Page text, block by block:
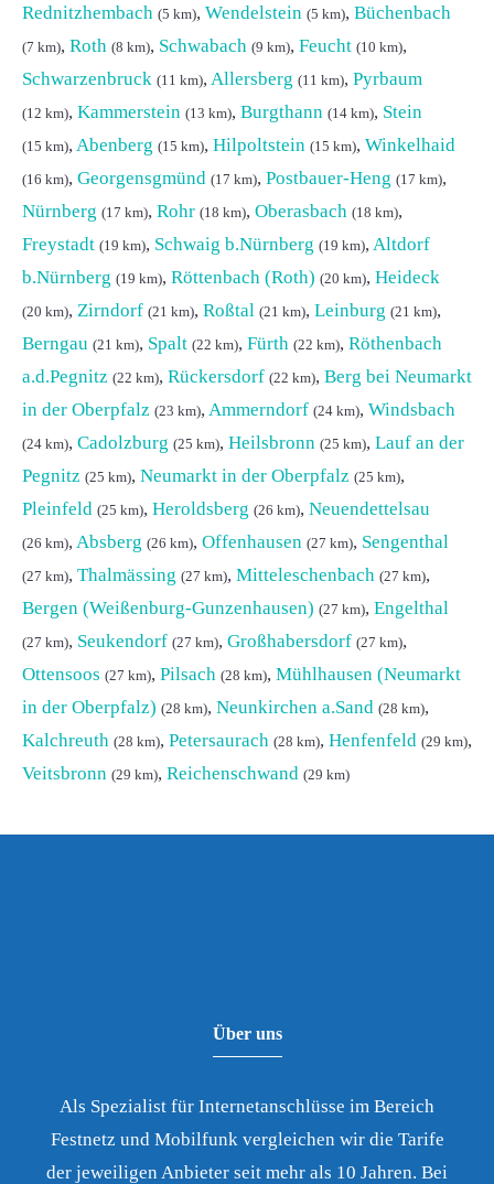
Rednitzhembach (5 km), Wendelstein (5 km), Büchenbach
(7 km), Roth (8 km), Schwabach (9 km), Feucht (10 km),
Schwarzenbruck (11 km), Allersberg (11 km), Pyrbaum
(12 km), Kammerstein (13 km), Burgthann (14 km), Stein
(15 km), Abenberg (15 km), Hilpoltstein (15 km), Winkelhaid
(16 km), Georgensgmünd (17 km), Postbauer-Heng (17 km),
Nürnberg (17 km), Rohr (18 km), Oberasbach (18 km),
Freystadt (19 km), Schwaig b.Nürnberg (19 km), Altdorf
b.Nürnberg (19 km), Röttenbach (Roth) (20 km), Heideck
(20 km), Zirndorf (21 km), Roßtal (21 km), Leinburg (21 km),
Berngau (21 km), Spalt (22 km), Fürth (22 km), Röthenbach
a.d.Pegnitz (22 km), Rückersdorf (22 km), Berg bei Neumarkt
in der Oberpfalz (23 km), Ammerndorf (24 km), Windsbach
(24 km), Cadolzburg (25 km), Heilsbronn (25 km), Lauf an der
Pegnitz (25 km), Neumarkt in der Oberpfalz (25 km),
Pleinfeld (25 km), Heroldsberg (26 km), Neuendettelsau
(26 km), Absberg (26 km), Offenhausen (27 km), Sengenthal
(27 km), Thalmässing (27 km), Mitteleschenbach (27 km),
Bergen (Weißenburg-Gunzenhausen) (27 km), Engelthal
(27 km), Seukendorf (27 km), Großhabersdorf (27 km),
Ottensoos (27 km), Pilsach (28 km), Mühlhausen (Neumarkt
in der Oberpfalz) (28 km), Neunkirchen a.Sand (28 km),
Kalchreuth (28 km), Petersaurach (28 km), Henfenfeld (29 km),
Veitsbronn (29 km), Reichenschwand (29 km)
Über uns
Als Spezialist für Internetanschlüsse im Bereich
Festnetz und Mobilfunk vergleichen wir die Tarife
der jeweiligen Anbieter seit mehr als 10 Jahren. Bei